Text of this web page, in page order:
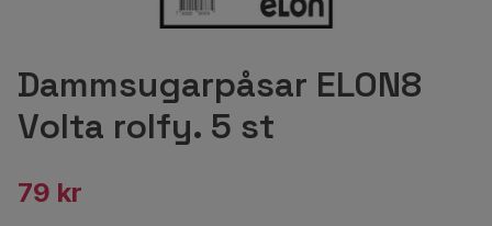
Dammsugarpåsar ELON8
Volta rolfy. 5 st
79 kr